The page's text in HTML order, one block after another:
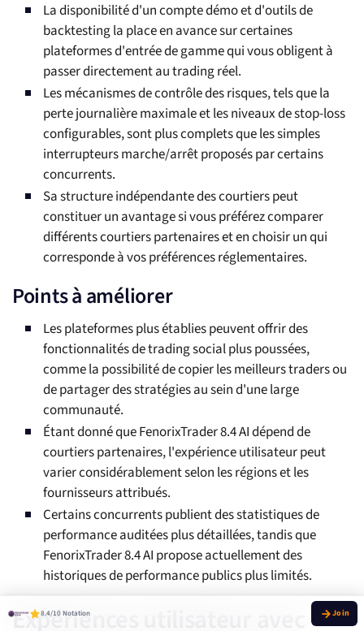
La disponibilité d'un compte démo et d'outils de
backtesting la place en avance sur certaines
plateformes d'entrée de gamme qui vous obligent à
passer directement au trading réel.
Les mécanismes de contrôle des risques, tels que la
perte journalière maximale et les niveaux de stop-loss
configurables, sont plus complets que les simples
interrupteurs marche/arrêt proposés par certains
concurrents.
Sa structure indépendante des courtiers peut
constituer un avantage si vous préférez comparer
différents courtiers partenaires et en choisir un qui
corresponde à vos préférences réglementaires.
Points à améliorer
Les plateformes plus établies peuvent offrir des
fonctionnalités de trading social plus poussées,
comme la possibilité de copier les meilleurs traders ou
de partager des stratégies au sein d'une large
communauté.
Étant donné que FenorixTrader 8.4 AI dépend de
courtiers partenaires, l'expérience utilisateur peut
varier considérablement selon les régions et les
fournisseurs attribués.
Certains concurrents publient des statistiques de
performance auditées plus détaillées, tandis que
FenorixTrader 8.4 AI propose actuellement des
historiques de performance publics plus limités.
Expériences utilisateur avec
8.4/10 Notation